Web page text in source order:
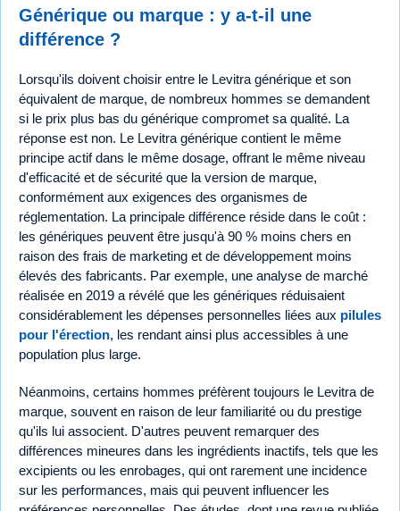
Générique ou marque : y a-t-il une
différence ?
Lorsqu'ils doivent choisir entre le Levitra générique et son
équivalent de marque, de nombreux hommes se demandent
si le prix plus bas du générique compromet sa qualité. La
réponse est non. Le Levitra générique contient le même
principe actif dans le même dosage, offrant le même niveau
d'efficacité et de sécurité que la version de marque,
conformément aux exigences des organismes de
réglementation. La principale différence réside dans le coût :
les génériques peuvent être jusqu'à 90 % moins chers en
raison des frais de marketing et de développement moins
élevés des fabricants. Par exemple, une analyse de marché
réalisée en 2019 a révélé que les génériques réduisaient
considérablement les dépenses personnelles liées aux pilules
pour l'érection, les rendant ainsi plus accessibles à une
population plus large.
Néanmoins, certains hommes préfèrent toujours le Levitra de
marque, souvent en raison de leur familiarité ou du prestige
qu'ils lui associent. D'autres peuvent remarquer des
différences mineures dans les ingrédients inactifs, tels que les
excipients ou les enrobages, qui ont rarement une incidence
sur les performances, mais qui peuvent influencer les